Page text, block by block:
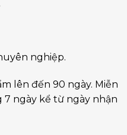
nghiệp.
lên đến 90 ngày. Miễn
ngày kể từ ngày nhận